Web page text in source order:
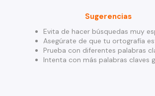
Sugerencias
Evita de hacer búsquedas muy
Asegúrate de que tu ortografía
Prueba con diferentes palabras
Intenta con más palabras claves